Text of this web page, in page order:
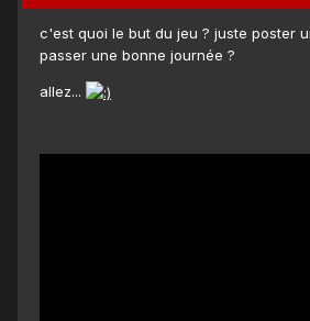
c'est quoi le but du jeu ? juste poster
passer une bonne journée ?
allez...